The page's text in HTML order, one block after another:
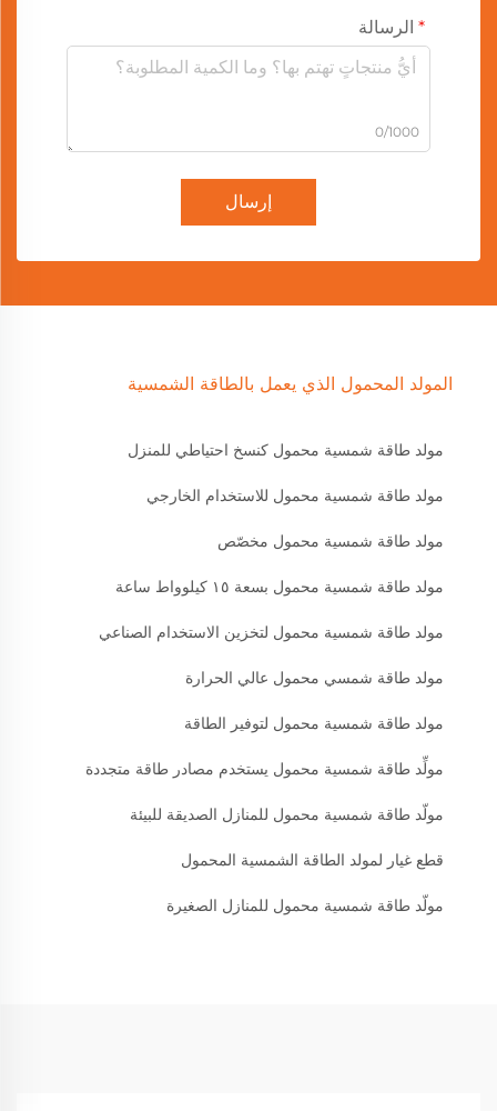
الرسالة
0/1000
إرسال
المولد المحمول الذي يعمل بالطاقة الشمسية
مولد طاقة شمسية محمول كنسخ احتياطي للمنزل
مولد طاقة شمسية محمول للاستخدام الخارجي
مولد طاقة شمسية محمول مخصّص
مولد طاقة شمسية محمول بسعة ١٥ كيلوواط ساعة
مولد طاقة شمسية محمول لتخزين الاستخدام الصناعي
مولد طاقة شمسي محمول عالي الحرارة
مولد طاقة شمسية محمول لتوفير الطاقة
مولِّد طاقة شمسية محمول يستخدم مصادر طاقة متجددة
مولّد طاقة شمسية محمول للمنازل الصديقة للبيئة
قطع غيار لمولد الطاقة الشمسية المحمول
مولّد طاقة شمسية محمول للمنازل الصغيرة